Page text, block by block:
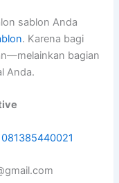
sablon Anda
. Karena bagi
bagian
Anda.
081385440021